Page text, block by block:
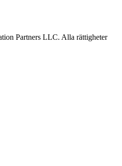
Partners LLC. Alla rättigheter